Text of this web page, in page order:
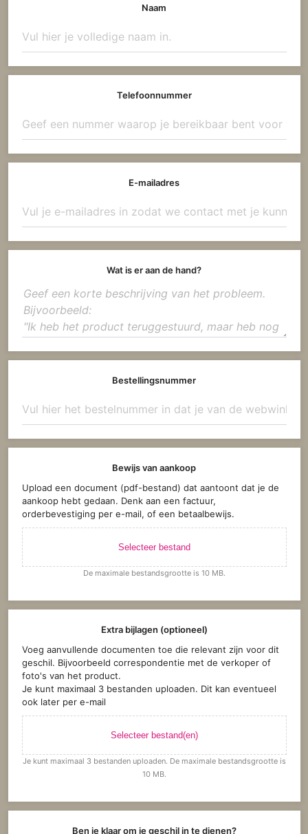
Naam
Telefoonnummer
E-mailadres
Wat is er aan de hand?
Bestellingsnummer
Bewijs van aankoop
Upload een document (pdf-bestand) dat aantoont dat je de
aankoop hebt gedaan. Denk aan een factuur,
orderbevestiging per e-mail, of een betaalbewijs.
Selecteer bestand
De maximale bestandsgrootte is 10 MB.
Extra bijlagen (optioneel)
Voeg aanvullende documenten toe die relevant zijn voor dit
geschil. Bijvoorbeeld correspondentie met de verkoper of
foto's van het product.
Je kunt maximaal 3 bestanden uploaden. Dit kan eventueel
ook later per e-mail
Selecteer bestand(en)
Je kunt maximaal 3 bestanden uploaden. De maximale bestandsgrootte is
10 MB.
Ben je klaar om je geschil in te dienen?